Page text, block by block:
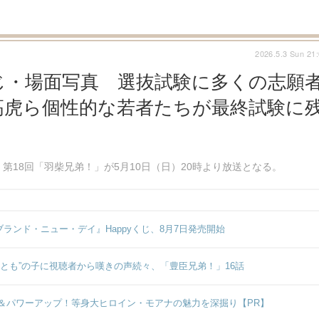
・場面写真 選抜試験に多くの志願
ら個性的な若者たちが最終試験に
18回「羽柴兄弟！」が5月10日（日）20時より放送となる。
2026.5.3 Sun
ンド・ニュー・デイ』Happyくじ、8月7日発売開始
”の子に視聴者から嘆きの声続々、「豊臣兄弟！」16話
ワーアップ！等身大ヒロイン・モアナの魅力を深掘り【PR】